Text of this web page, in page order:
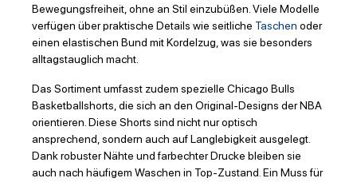
Bewegungsfreiheit, ohne an Stil einzubüßen. Viele Modelle
verfügen über praktische Details wie seitliche Taschen oder
einen elastischen Bund mit Kordelzug, was sie besonders
alltagstauglich macht.
Das Sortiment umfasst zudem spezielle Chicago Bulls
Basketballshorts, die sich an den Original-Designs der NBA
orientieren. Diese Shorts sind nicht nur optisch
ansprechend, sondern auch auf Langlebigkeit ausgelegt.
Dank robuster Nähte und farbechter Drucke bleiben sie
auch nach häufigem Waschen in Top-Zustand. Ein Muss für